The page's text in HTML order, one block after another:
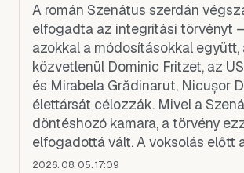
A román Szenátus szerdán
elfogadta az integritási törvényt
azokkal a módosításokkal együtt,
közvetlenül Dominic Fritzet, az
és Mirabela Grădinarut, Nicușor
élettársát célozzák. Mivel a
döntéshozó kamara, a törvény
elfogadottá vált. A voksolás előtt
bizottság is kedvező jelentést
2026. 08. 05. 17:09